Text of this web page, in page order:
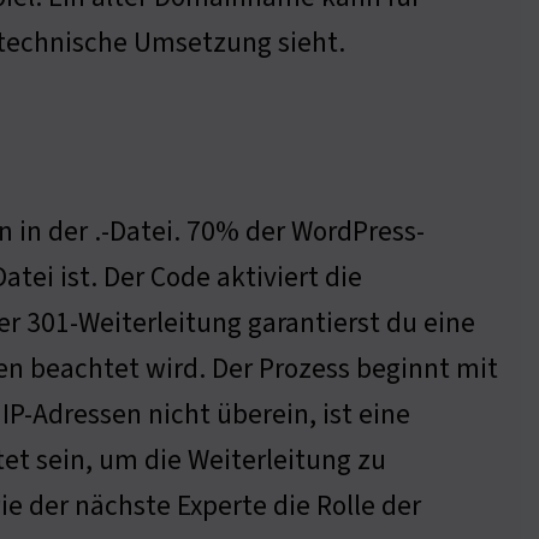
Umsetzung sieht.
in der .-Datei. 70% der WordPress-
ist. Der Code aktiviert die
301-Weiterleitung garantierst du eine
beachtet wird. Der Prozess beginnt mit
Adressen nicht überein, ist eine
sein, um die Weiterleitung zu
der nächste Experte die Rolle der